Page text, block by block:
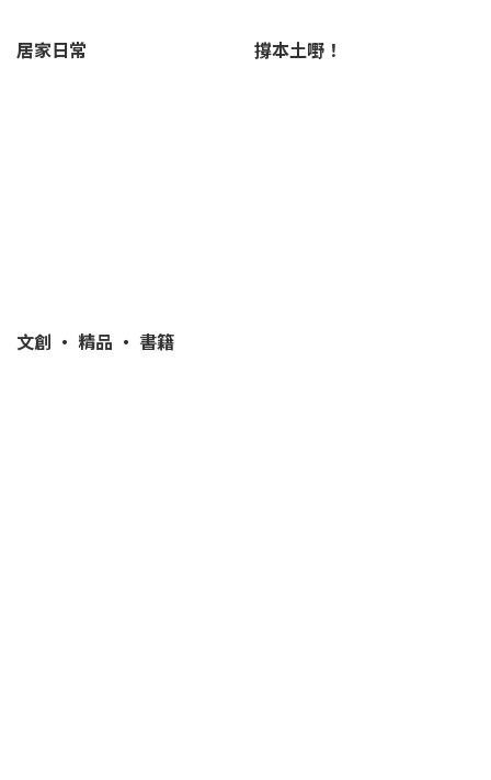
居家日常 撐本土嘢！
文創 ‧ 精品 ‧ 書籍